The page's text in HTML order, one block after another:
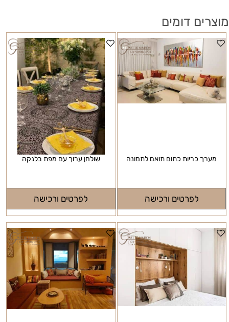
מוצרים דומים
מערך כריות כתום תואם לתמונה
לפרטים ורכישה
שולחן ערוך עם מפת בלנקה
לפרטים ורכישה